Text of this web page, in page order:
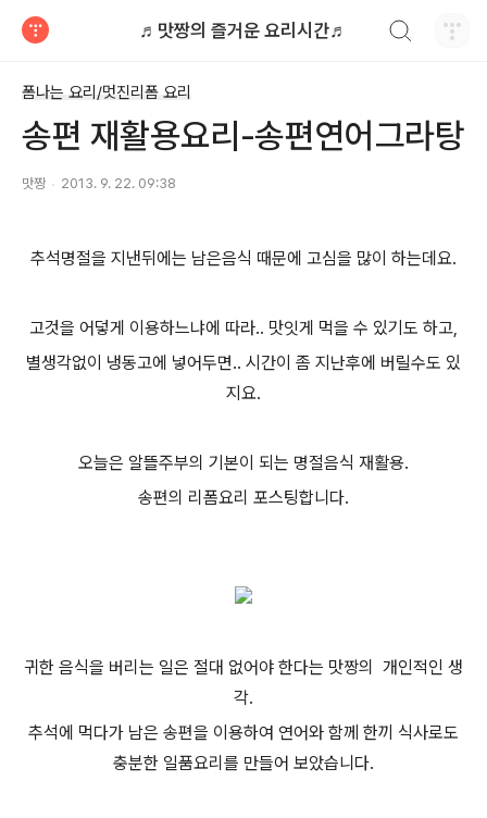
♬맛짱의 즐거운 요리시간♬
폼나는 요리/멋진리폼 요리
송편 재활용요리-송편연어그라탕
맛짱 2013. 9. 22. 09:38
추석명절을 지낸뒤에는 남은음식 때문에 고심을 많이 하는데요.
고것을 어덯게 이용하느냐에 따라.. 맛잇게 먹을 수 있기도 하고,
별생각없이 냉동고에 넣어두면.. 시간이 좀 지난후에 버릴수도 있
지요.
오늘은 알뜰주부의 기본이 되는 명절음식 재활용.
송편의 리폼요리 포스팅합니다.
귀한 음식을 버리는 일은 절대 없어야 한다는 맛짱의 개인적인 생
각.
추석에 먹다가 남은 송편을 이용하여 연어와 함께 한끼 식사로도
충분한 일품요리를 만들어 보았습니다.